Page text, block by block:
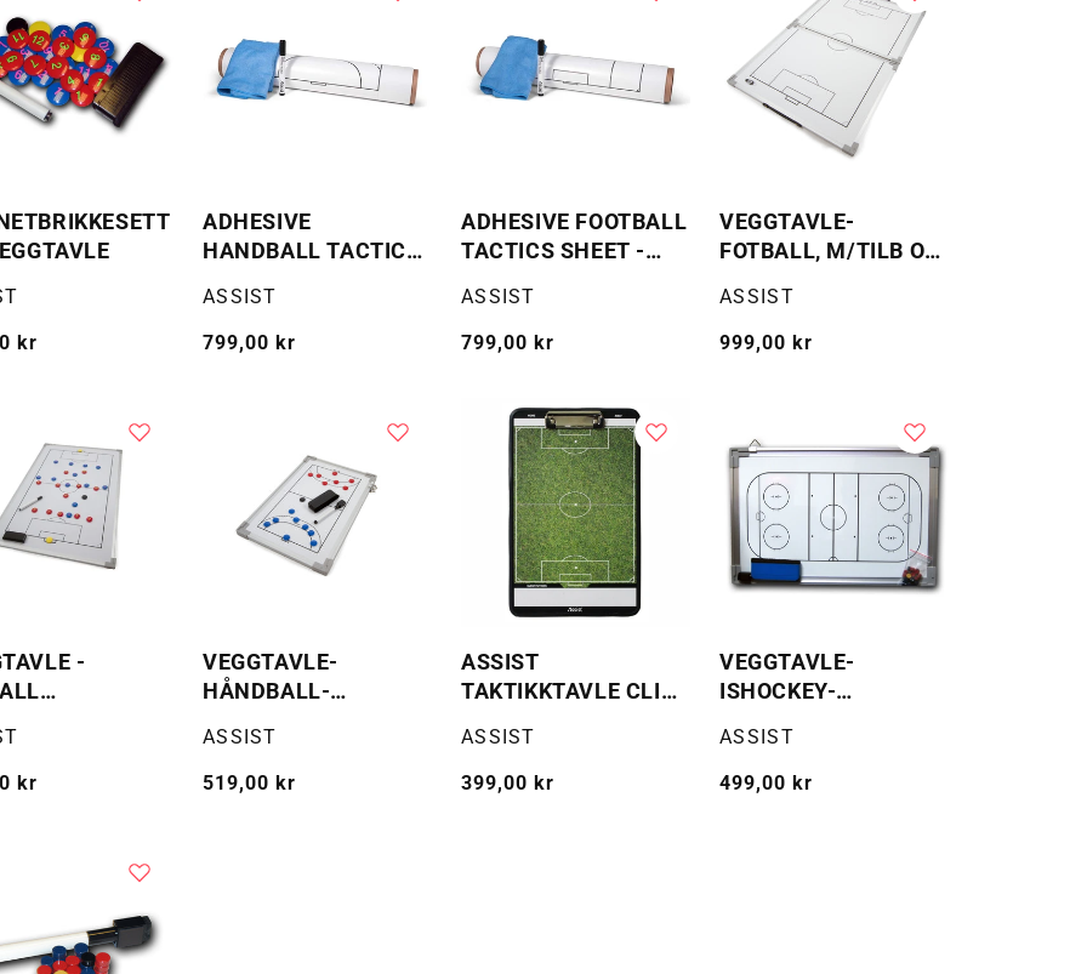
kr
ADHESIVE
HANDBALL TACTICS
TAKTIKKTAVLE PÅ
RULL
Selger:
ASSIST
Vanlig
799,00 kr
ADHESIVE FOOTBALL
TACTICS SHEET -
RULL
Selger:
ASSIST
Vanlig
799,00 kr
VEGGTAVLE-
FOTBALL, M/TILB OG
Selger:
ASSIST
Vanlig
999,00 kr
-
kr
VEGGTAVLE-
HÅNDBALL-
Selger:
ASSIST
Vanlig
519,00 kr
ASSIST
TAKTIKKTAVLE CLIP-
Selger:
ASSIST
Vanlig
399,00 kr
VEGGTAVLE-
ISHOCKEY-
Selger:
ASSIST
Vanlig
499,00 kr